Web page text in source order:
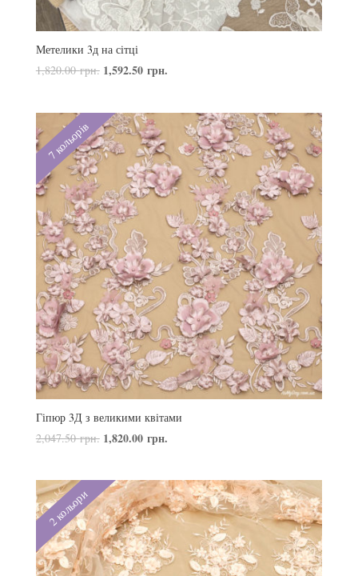
Метелики 3д на сітці
1,820.00грн. 1,592.50 грн.
7 кольорів
Гіпюр 3Д з великими квітами
2,047.50грн. 1,820.00 грн.
2 кольори